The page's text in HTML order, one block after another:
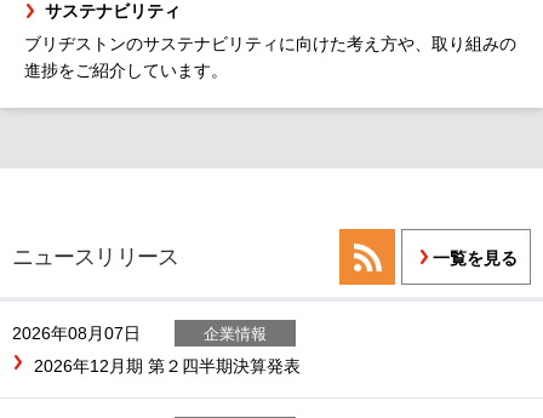
サステナビリティ
ブリヂストンのサステナビリティに向けた考え方や、取り組みの
進捗をご紹介しています。
ニュースリリース
2026年08月07日 企業情報
2026年12月期 第２四半期決算発表
一覧を見る